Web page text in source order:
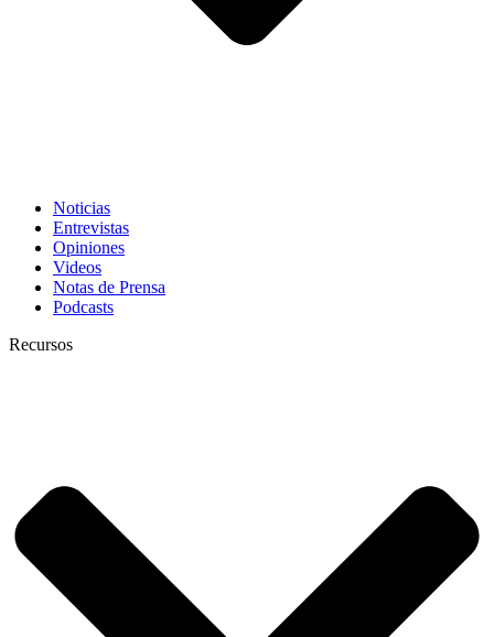
Noticias
Entrevistas
Opiniones
Videos
Notas de Prensa
Podcasts
Recursos